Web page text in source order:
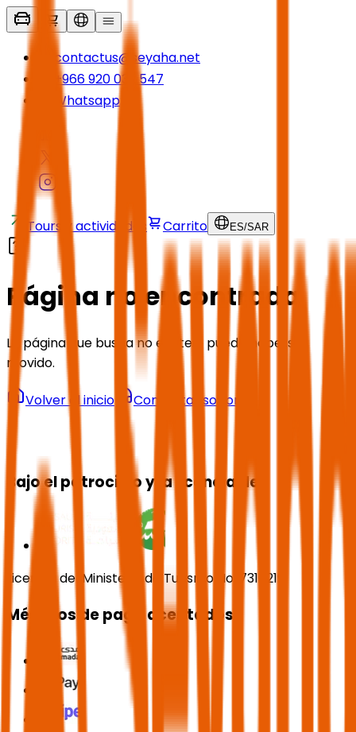
contactus@seyaha.net
+966 920 032 547
Whatsapp
Tours y actividades Carrito ES/SAR
Página no encontrada
La página que busca no existe o puede haberse
movido.
Volver al inicio Contactar soporte
Bajo el patrocinio y la licencia de
Licencia del Ministerio de Turismo No. 73102191
Métodos de pago aceptados